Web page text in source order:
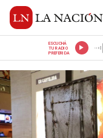
ESCUCHÁ
TU RADIO
PREFERIDA